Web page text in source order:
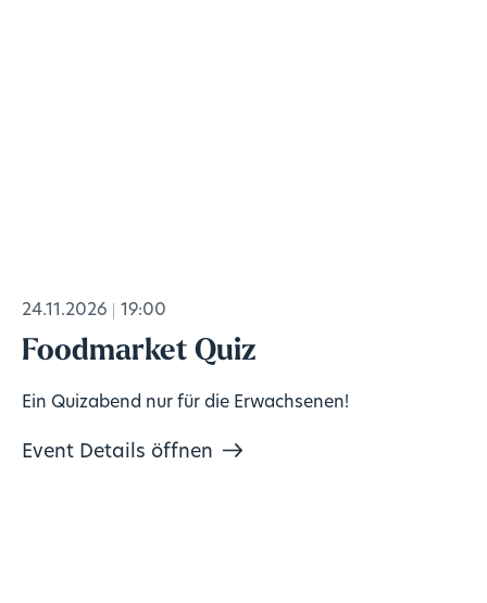
24.11.2026 19:00
Foodmarket Quiz
Ein Quizabend nur für die Erwachsenen!
Event Details öffnen